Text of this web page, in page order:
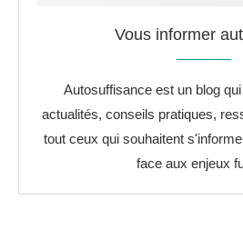
Vous informer
Autosuffisance est un blog
actualités, conseils pratiques,
tout ceux qui souhaitent
face aux enjeux